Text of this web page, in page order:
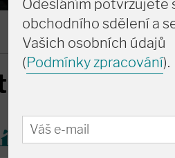
- Recitál
Odesláním potvrzujete
obchodního sdělení a
Vašich osobních údajů
(Podmínky zpracování).